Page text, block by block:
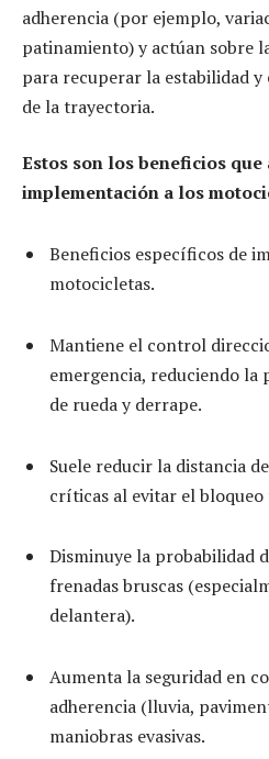
adherencia (por ejemplo,
patinamiento) y actúan sobre
para recuperar la estabilidad
de la trayectoria.
Estos son los beneficios que
implementación a los
Beneficios específicos de
motocicletas.
Mantiene el control
emergencia, reduciendo la
de rueda y derrape.
Suele reducir la distancia
críticas al evitar el
Disminuye la probabilidad
frenadas bruscas
delantera).
Aumenta la seguridad en
adherencia (lluvia,
maniobras evasivas.